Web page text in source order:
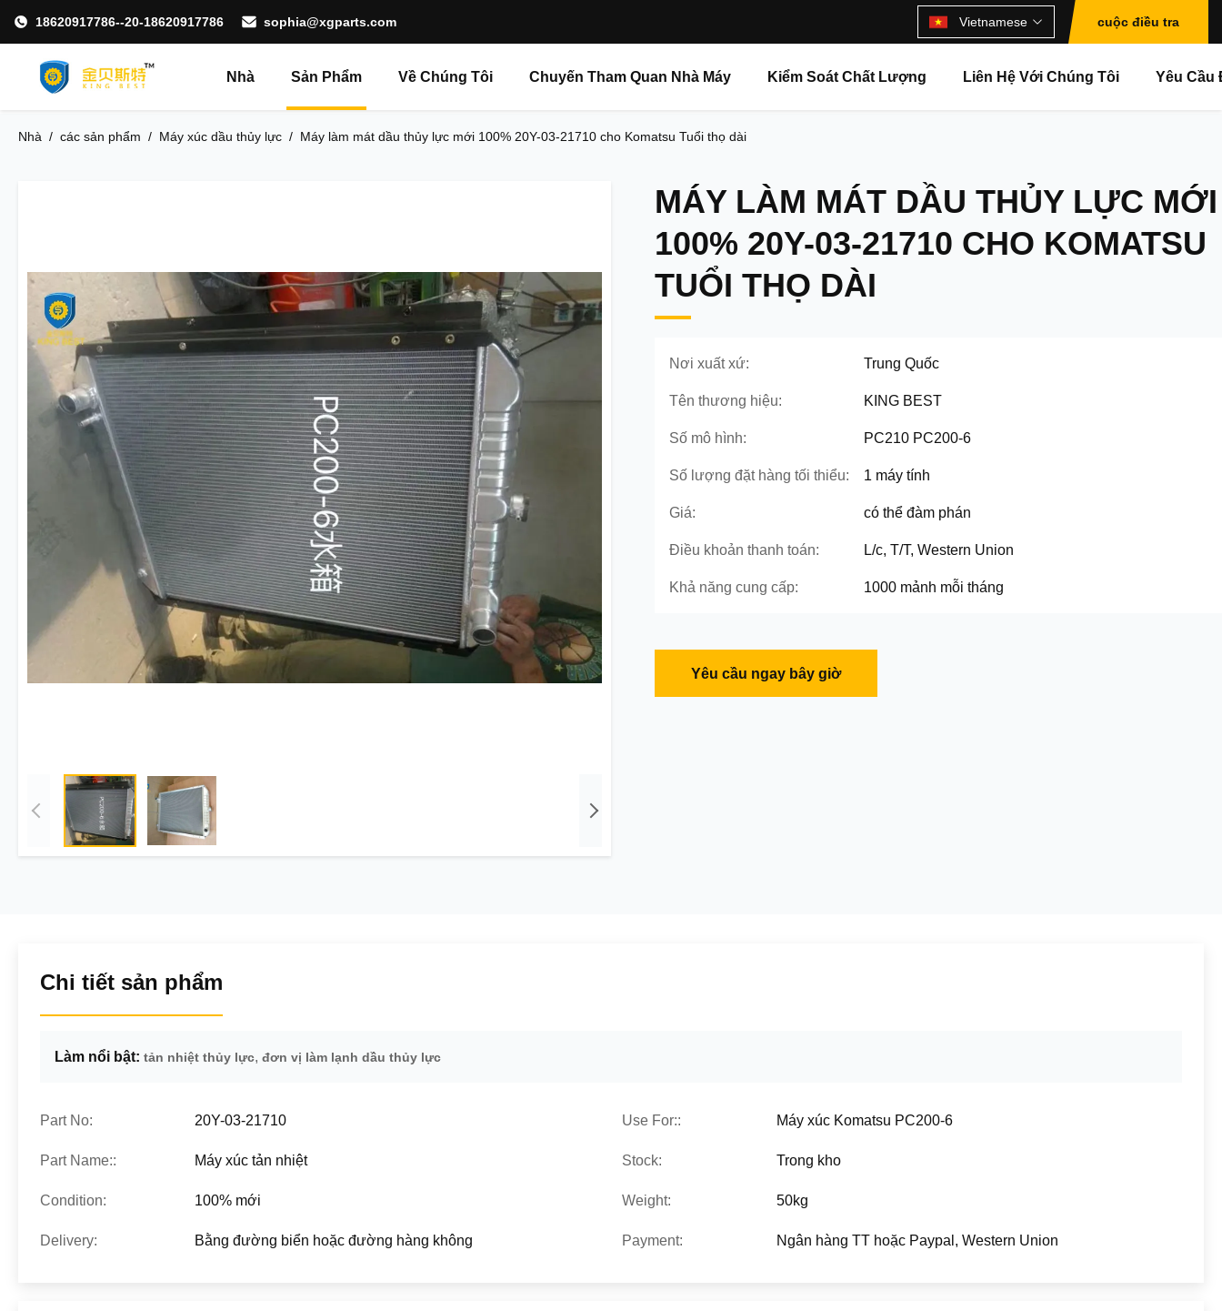
18620917786--20-18620917786 sophia@xgparts.com Vietnamese cuộc điều tra
Nhà Sản Phẩm Về Chúng Tôi Chuyến Tham Quan Nhà Máy Kiểm Soát Chất Lượng Liên Hệ Với Chúng Tôi Yêu Cầu
Nhà / các sản phẩm / Máy xúc dầu thủy lực / Máy làm mát dầu thủy lực mới 100% 20Y-03-21710 cho Komatsu Tuổi thọ dài
MÁY LÀM MÁT DẦU THỦY LỰC MỚI
100% 20Y-03-21710 CHO KOMATSU
TUỔI THỌ DÀI
Nơi xuất xứ: Trung Quốc
Tên thương hiệu: KING BEST
Số mô hình: PC210 PC200-6
Số lượng đặt hàng tối thiểu: 1 máy tính
Giá: có thể đàm phán
Điều khoản thanh toán: L/c, T/T, Western Union
Khả năng cung cấp: 1000 mảnh mỗi tháng
Yêu cầu ngay bây giờ
Chi tiết sản phẩm
Làm nổi bật: tản nhiệt thủy lực, đơn vị làm lạnh dầu thủy lực
Part No: 20Y-03-21710 Use For:: Máy xúc Komatsu PC200-6
Part Name:: Máy xúc tản nhiệt Stock: Trong kho
Condition: 100% mới Weight: 50kg
Delivery: Bằng đường biển hoặc đường hàng không Payment: Ngân hàng TT hoặc Paypal, Western Union